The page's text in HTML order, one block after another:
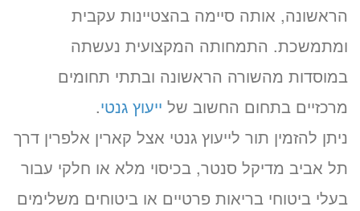
הראשונה, אותה סיימה בהצטיינות עקבית
ומתמשכת. התמחותה המקצועית נעשתה
במוסדות מהשורה הראשונה ובתתי תחומים
מרכזיים בתחום החשוב של ייעוץ גנטי.
ניתן להזמין תור לייעוץ גנטי אצל קארין אלפרין דרך
תל אביב מדיקל סנטר, בכיסוי מלא או חלקי עבור
בעלי ביטוחי בריאות פרטיים או ביטוחים משלימים